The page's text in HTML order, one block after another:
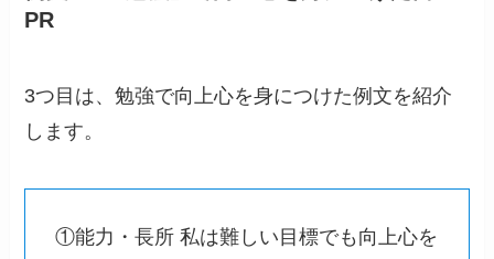
PR
3つ目は、勉強で向上心を身につけた例文を紹介
します。
①能力・長所 私は難しい目標でも向上心を